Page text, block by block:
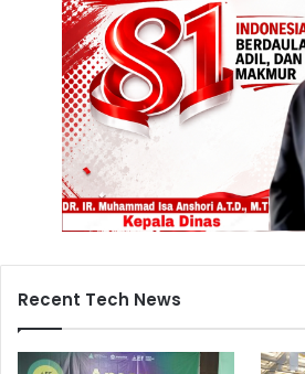
Recent Tech News